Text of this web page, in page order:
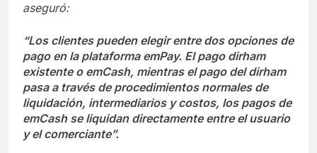
aseguró:
“Los clientes pueden elegir entre dos opciones de
pago en la plataforma emPay. El pago dirham
existente o emCash, mientras el pago del dirham
pasa a través de procedimientos normales de
liquidación, intermediarios y costos, los pagos de
emCash se liquidan directamente entre el usuario
y el comerciante”.